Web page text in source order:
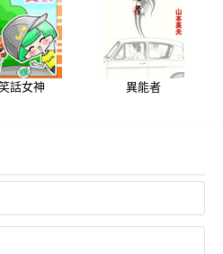
話女神 異能者